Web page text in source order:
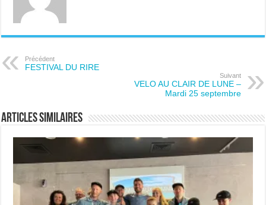
Précédent
FESTIVAL DU RIRE
Suivant
VELO AU CLAIR DE LUNE –
Mardi 25 septembre
Articles similaires